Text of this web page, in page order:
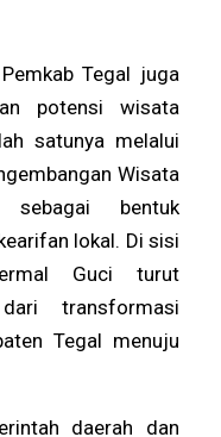
Tegal juga
potensi wisata
satunya melalui
Wisata
bentuk
lokal. Di sisi
Guci turut
transformasi
Tegal menuju
daerah dan